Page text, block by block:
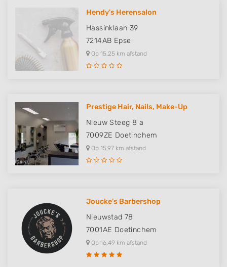
Hendy's Herensalon
Hassinklaan 39
7214AB Epse
Op 15,25 km afstand
Prestige Hair, Nails, Make-Up
Nieuw Steeg 8 a
7009ZE Doetinchem
Op 15,97 km afstand
Joucke's Barbershop
Nieuwstad 78
7001AE Doetinchem
Op 16,49 km afstand